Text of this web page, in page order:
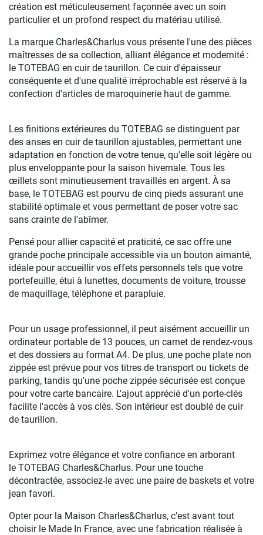
création est méticuleusement façonnée avec un soin
particulier et un profond respect du matériau utilisé.
La marque Charles&Charlus vous présente l'une des pièces
maîtresses de sa collection, alliant élégance et modernité :
le TOTEBAG en cuir de taurillon. Ce cuir d'épaisseur
conséquente et d'une qualité irréprochable est réservé à la
confection d'articles de maroquinerie haut de gamme.
Les finitions extérieures du TOTEBAG se distinguent par
des anses en cuir de taurillon ajustables, permettant une
adaptation en fonction de votre tenue, qu'elle soit légère ou
plus enveloppante pour la saison hivernale. Tous les
œillets sont minutieusement travaillés en argent. À sa
base, le TOTEBAG est pourvu de cinq pieds assurant une
stabilité optimale et vous permettant de poser votre sac
sans crainte de l'abîmer.
Pensé pour allier capacité et praticité, ce sac offre une
grande poche principale accessible via un bouton aimanté,
idéale pour accueillir vos effets personnels tels que votre
portefeuille, étui à lunettes, documents de voiture, trousse
de maquillage, téléphone et parapluie.
Pour un usage professionnel, il peut aisément accueillir un
ordinateur portable de 13 pouces, un carnet de rendez-vous
et des dossiers au format A4. De plus, une poche plate non
zippée est prévue pour vos titres de transport ou tickets de
parking, tandis qu'une poche zippée sécurisée est conçue
pour votre carte bancaire. L'ajout apprécié d'un porte-clés
facilite l'accès à vos clés. Son intérieur est doublé de cuir
de taurillon.
Exprimez votre élégance et votre confiance en arborant
le TOTEBAG Charles&Charlus. Pour une touche
décontractée, associez-le avec une paire de baskets et votre
jean favori.
Opter pour la Maison Charles&Charlus, c'est avant tout
choisir le Made In France, avec une fabrication réalisée à